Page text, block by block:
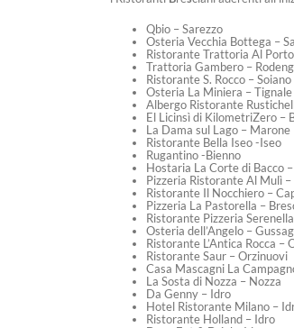
Qbio – Sarezzo
Osteria Vecchia Bottega –
Ristorante Trattoria Al
Trattoria Gambero –
Ristorante S. Rocco –
Osteria La Miniera – Tignale
Albergo Ristorante
El Licinsì di KilometriZero –
La Dama sul Lago – Marone
Ristorante Bella Iseo -Iseo
Rugantino -Bienno
Hostaria La Corte di Bacco
Pizzeria Ristorante Al Mulì –
Ristorante Il Nocchiero –
Pizzeria La Pastorella –
Ristorante Pizzeria
Osteria dell’Angelo –
Ristorante L’Antica Rocca –
Ristorante Saur – Orzinuovi
Casa Mascagni La
La Sosta di Nozza – Nozza
Da Genny – Idro
Hotel Ristorante Milano –
Ristorante Holland – Idro